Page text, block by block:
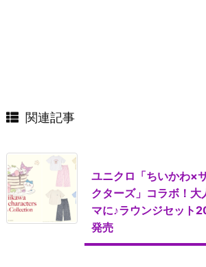
関連記事
ユニクロ「ちいかわ×
クターズ」コラボ！大
マに♪ラウンジセット
発売